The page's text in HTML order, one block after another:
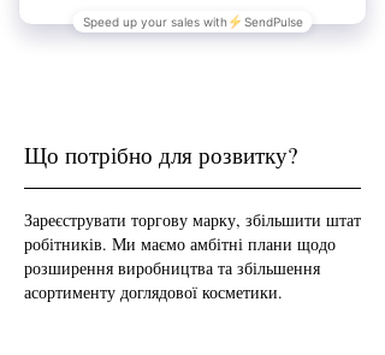
Що потрібно для розвитку?
Зареєструвати торгову марку, збільшити штат
робітників. Ми маємо амбітні плани щодо
розширення виробництва та збільшення
асортименту доглядової косметики.